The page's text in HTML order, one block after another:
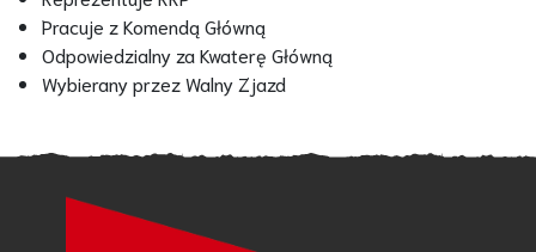
Pracuje z Komendą Główną
Odpowiedzialny za Kwaterę Główną
Wybierany przez Walny Zjazd